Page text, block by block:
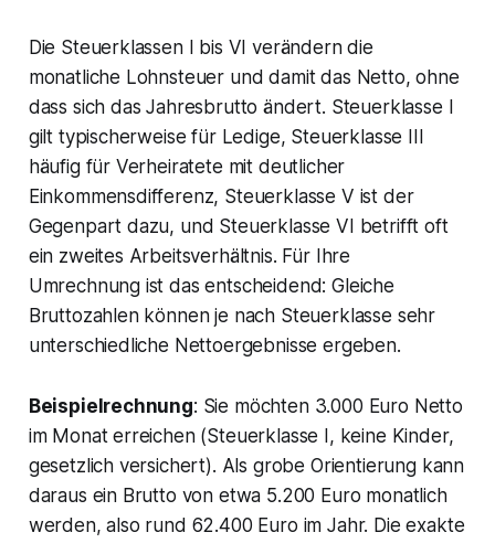
Die Steuerklassen I bis VI verändern die
monatliche Lohnsteuer und damit das Netto, ohne
dass sich das Jahresbrutto ändert. Steuerklasse I
gilt typischerweise für Ledige, Steuerklasse III
häufig für Verheiratete mit deutlicher
Einkommensdifferenz, Steuerklasse V ist der
Gegenpart dazu, und Steuerklasse VI betrifft oft
ein zweites Arbeitsverhältnis. Für Ihre
Umrechnung ist das entscheidend: Gleiche
Bruttozahlen können je nach Steuerklasse sehr
unterschiedliche Nettoergebnisse ergeben.
Beispielrechnung: Sie möchten 3.000 Euro Netto
im Monat erreichen (Steuerklasse I, keine Kinder,
gesetzlich versichert). Als grobe Orientierung kann
daraus ein Brutto von etwa 5.200 Euro monatlich
werden, also rund 62.400 Euro im Jahr. Die exakte